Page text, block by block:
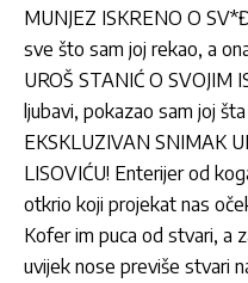
MUNJEZ ISKRENO O
sve što sam joj rekao, a
UROŠ STANIĆ O SVOJIM
ljubavi, pokazao sam joj
EKSKLUZIVAN SNIMAK
LISOVIĆU! Enterijer od
otkrio koji projekat nas
Kofer im puca od stvari, a
uvijek nose previše stvari